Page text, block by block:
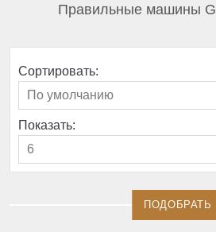
Правильные машины
Сортировать:
По умолчанию
Показать:
6
ПОДОБРАТЬ